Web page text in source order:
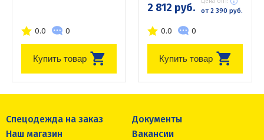
0.0 0
Купить товар
2 812 руб. от 2 390 руб.
0.0 0
Купить товар
Спецодежда на заказ
Документы
Наш магазин
Вакансии